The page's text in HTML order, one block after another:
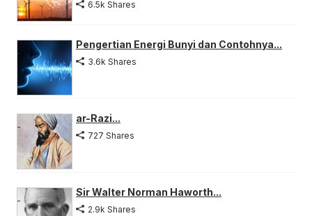
6.5k Shares
Pengertian Energi Bunyi dan Contohnya...
3.6k Shares
ar-Razi...
727 Shares
Sir Walter Norman Haworth...
2.9k Shares